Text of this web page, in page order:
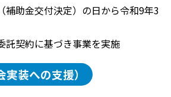
補助金交付決定）の日から令和9年3
託契約に基づき事業を実施
装への支援）